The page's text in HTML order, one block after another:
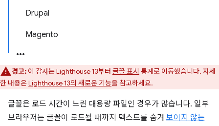
Drupal
Magento
경고: 이 감사는 Lighthouse 13부터 글꼴 표시 통계로 이동했습니다. 자세
한 내용은Lighthouse 13의 새로운 기능을 참고하세요.
글꼴은 로드 시간이 느린 대용량 파일인 경우가 많습니다. 일부
브라우저는 글꼴이 로드될 때까지 텍스트를 숨겨 보이지 않는